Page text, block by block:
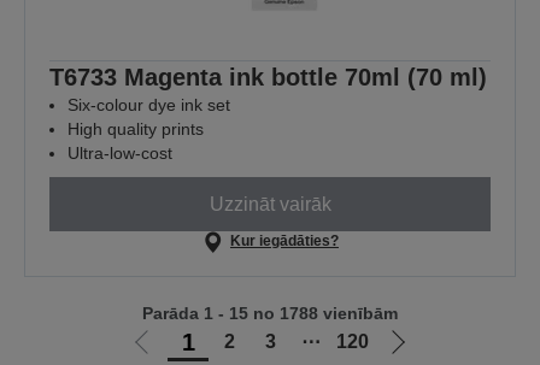
T6733 Magenta ink bottle 70ml (70 ml)
Six-colour dye ink set
High quality prints
Ultra-low-cost
Uzzināt vairāk
Kur iegādāties?
Iet
1 2 3 ⋯ 120
Iet
Parāda 1 - 15 no 1788 vienībām